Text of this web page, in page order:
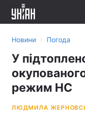
Новини › Погода
У
режим НС
ЛЮДМИЛА